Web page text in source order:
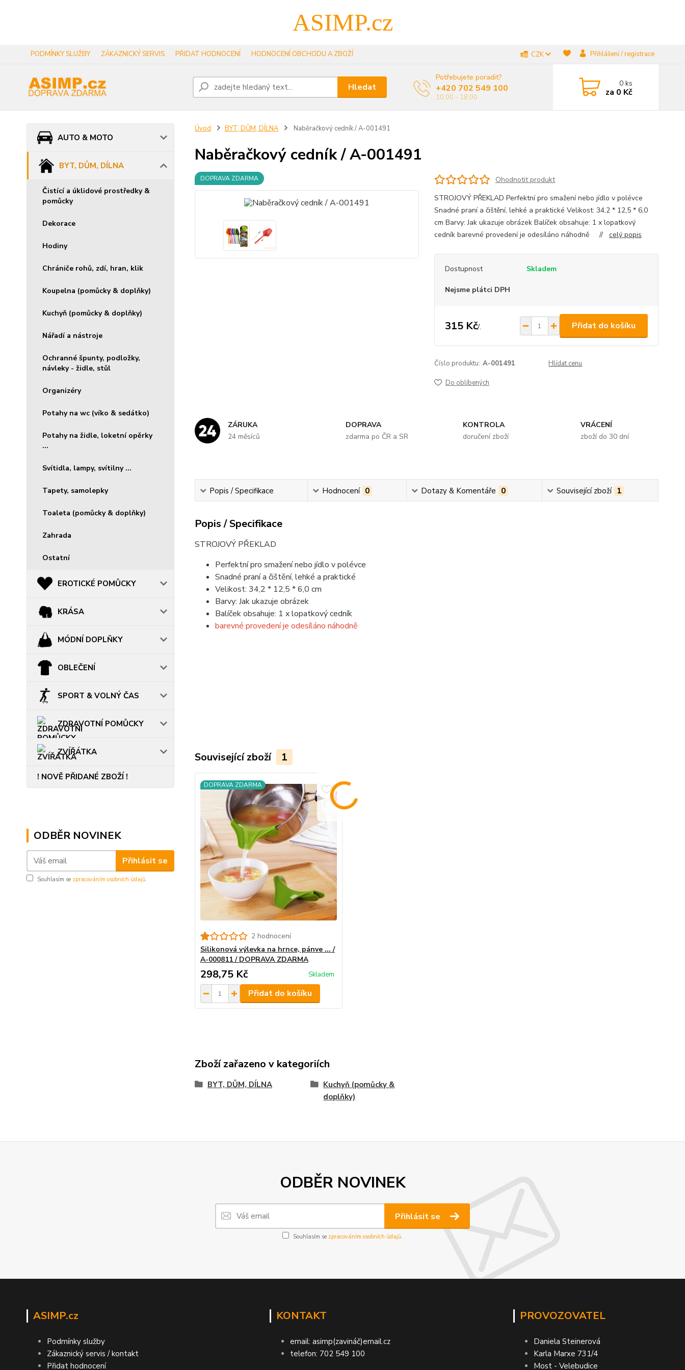
ASIMP.cz
PODMÍNKY SLUŽBY ZÁKAZNICKÝ SERVIS PŘIDAT HODNOCENÍ HODNOCENÍ OBCHODU A ZBOŽÍ CZK Přihlášení / registrace
Hledat
Potřebujete poradit?
+420 702 549 100
10:00 - 18:00
0ks
za 0 Kč
AUTO & MOTO
BYT, DŮM, DÍLNA
Čistící a úklidové prostředky &
pomůcky
Dekorace
Hodiny
Chrániče rohů, zdí, hran, klik
Koupelna (pomůcky & doplňky)
Kuchyň (pomůcky & doplňky)
Nářadí a nástroje
Ochranné špunty, podložky,
návleky - židle, stůl
Organizéry
Potahy na wc (víko & sedátko)
Potahy na židle, loketní opěrky
...
Svítidla, lampy, svítilny ...
Tapety, samolepky
Toaleta (pomůcky & doplňky)
Zahrada
Ostatní
EROTICKÉ POMŮCKY
KRÁSA
MÓDNÍ DOPLŇKY
OBLEČENÍ
SPORT & VOLNÝ ČAS
ZDRAVOTNÍ POMŮCKY
ZVÍŘÁTKA
! NOVĚ PŘIDANÉ ZBOŽÍ !
ODBĚR NOVINEK
Přihlásit se
Souhlasím se zpracováním osobních údajů.
Úvod BYT, DŮM, DÍLNA Naběračkový cedník / A-001491
Naběračkový cedník / A-001491
DOPRAVA ZDARMA
Ohodnotit produkt
STROJOVÝ PŘEKLAD Perfektní pro smažení nebo jídlo v polévce
Snadné praní a čištění, lehké a praktické Velikost: 34,2 * 12,5 * 6,0
cm Barvy: Jak ukazuje obrázek Balíček obsahuje: 1 x lopatkový
cedník barevné provedení je odesíláno náhodně // celý popis
Dostupnost Skladem
Nejsme plátci DPH
315 Kč/. Přidat do košíku
Číslo produktu: A-001491 Hlídat cenu
Do oblíbených
ZÁRUKA
24 měsíců
DOPRAVA
zdarma po ČR a SR
KONTROLA
doručení zboží
VRÁCENÍ
zboží do 30 dní
Popis / Specifikace Hodnocení 0 Dotazy & Komentáře 0 Související zboží 1
Popis / Specifikace
STROJOVÝ PŘEKLAD
Perfektní pro smažení nebo jídlo v polévce
Snadné praní a čištění, lehké a praktické
Velikost: 34,2 * 12,5 * 6,0 cm
Barvy: Jak ukazuje obrázek
Balíček obsahuje: 1 x lopatkový cedník
barevné provedení je odesíláno náhodně
Související zboží 1
DOPRAVA ZDARMA
2 hodnocení
Silikonová výlevka na hrnce, pánve ... /
A-000811 / DOPRAVA ZDARMA
298,75 Kč Skladem
Přidat do košíku
Zboží zařazeno v kategoriích
BYT, DŮM, DÍLNA
Kuchyň (pomůcky &
doplňky)
ODBĚR NOVINEK
Přihlásit se
Souhlasím se zpracováním osobních údajů.
ASIMP.cz
Podmínky služby
Zákaznický servis / kontakt
Přidat hodnocení
KONTAKT
email: asimp(zavináč)email.cz
telefon: 702 549 100
PROVOZOVATEL
Daniela Steinerová
Karla Marxe 731/4
Most - Velebudice